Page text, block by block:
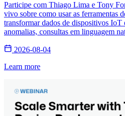
Participe com Thiago Lima e Tony
vivo sobre como usar as ferramentas
transformar dados de dispositivos IoT
anomalias, consultas em linguagem
2026-08-04
Learn more